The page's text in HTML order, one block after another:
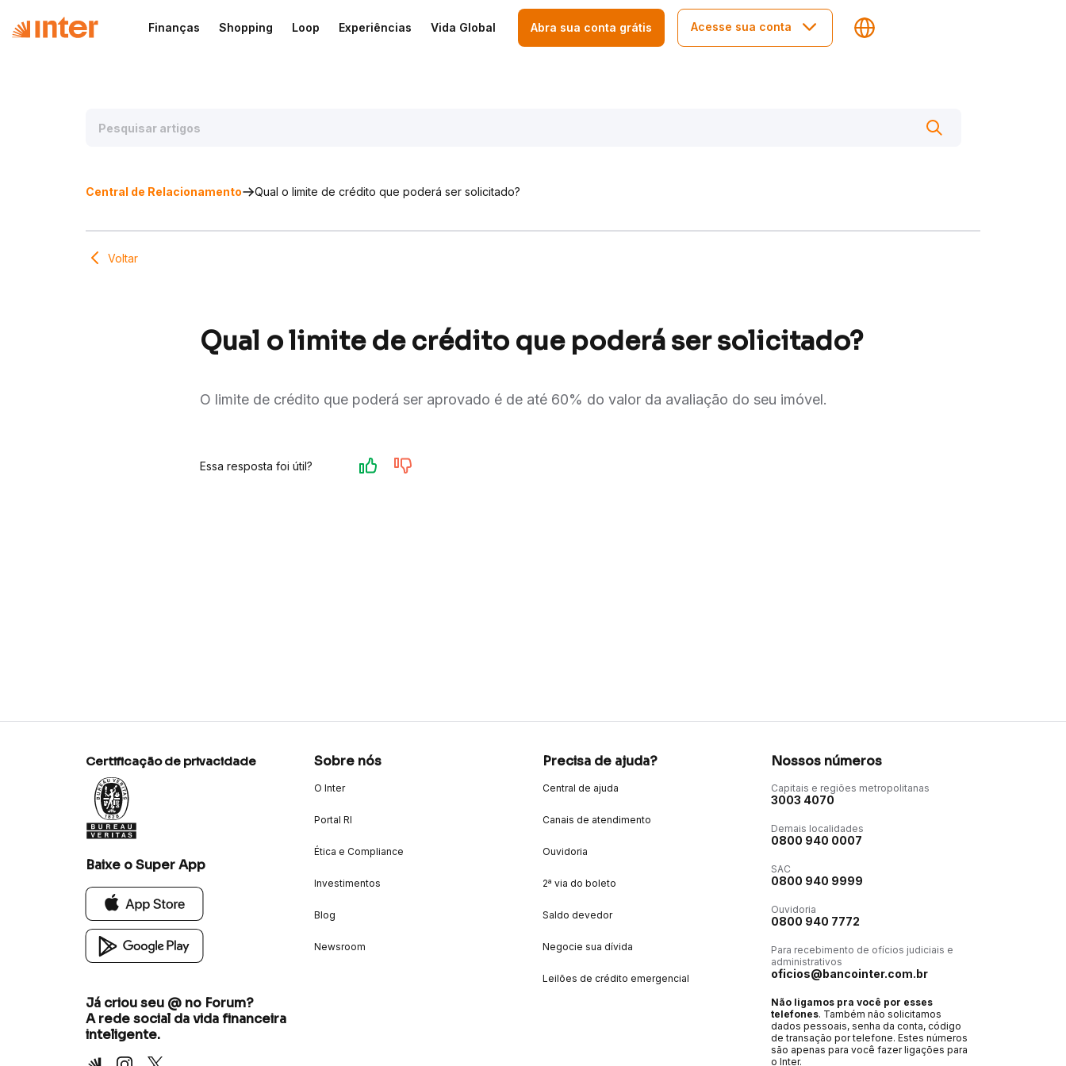
Finanças Shopping Loop Experiências Vida Global Abra sua conta grátis Acesse sua conta
Central de Relacionamento Qual o limite de crédito que poderá ser solicitado?
Voltar
Qual o limite de crédito que poderá ser solicitado?
O limite de crédito que poderá ser aprovado é de até 60% do valor da avaliação do seu imóvel.
Essa resposta foi útil?
Certificação de privacidade
Baixe o Super App
Já criou seu @ no Forum?
A rede social da vida financeira
inteligente.
Inter Instagram
X
Sobre nós
O Inter
Portal RI
Ética e Compliance
Investimentos
Blog
Newsroom
Precisa de ajuda?
Central de ajuda
Canais de atendimento
Ouvidoria
2ª via do boleto
Saldo devedor
Negocie sua dívida
Leilões de crédito emergencial
Nossos números
Capitais e regiões metropolitanas
3003 4070
Demais localidades
0800 940 0007
SAC
0800 940 9999
Ouvidoria
0800 940 7772
Para recebimento de ofícios judiciais e
administrativos
oficios@bancointer.com.br
Não ligamos pra você por esses
telefones. Também não solicitamos
dados pessoais, senha da conta, código
de transação por telefone. Estes números
são apenas para você fazer ligações para
o Inter.